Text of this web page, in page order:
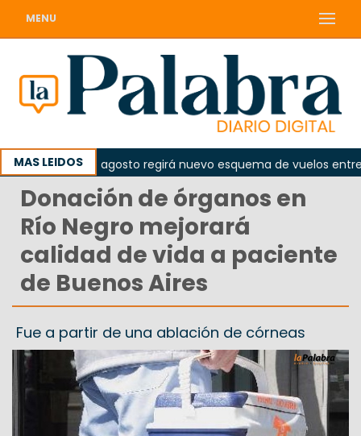
MENU
MAS LEIDOS
el 10 de agosto regirá nuevo esquema de vuelos entre
Donación de órganos en
Río Negro mejorará
calidad de vida a paciente
de Buenos Aires
Fue a partir de una ablación de córneas